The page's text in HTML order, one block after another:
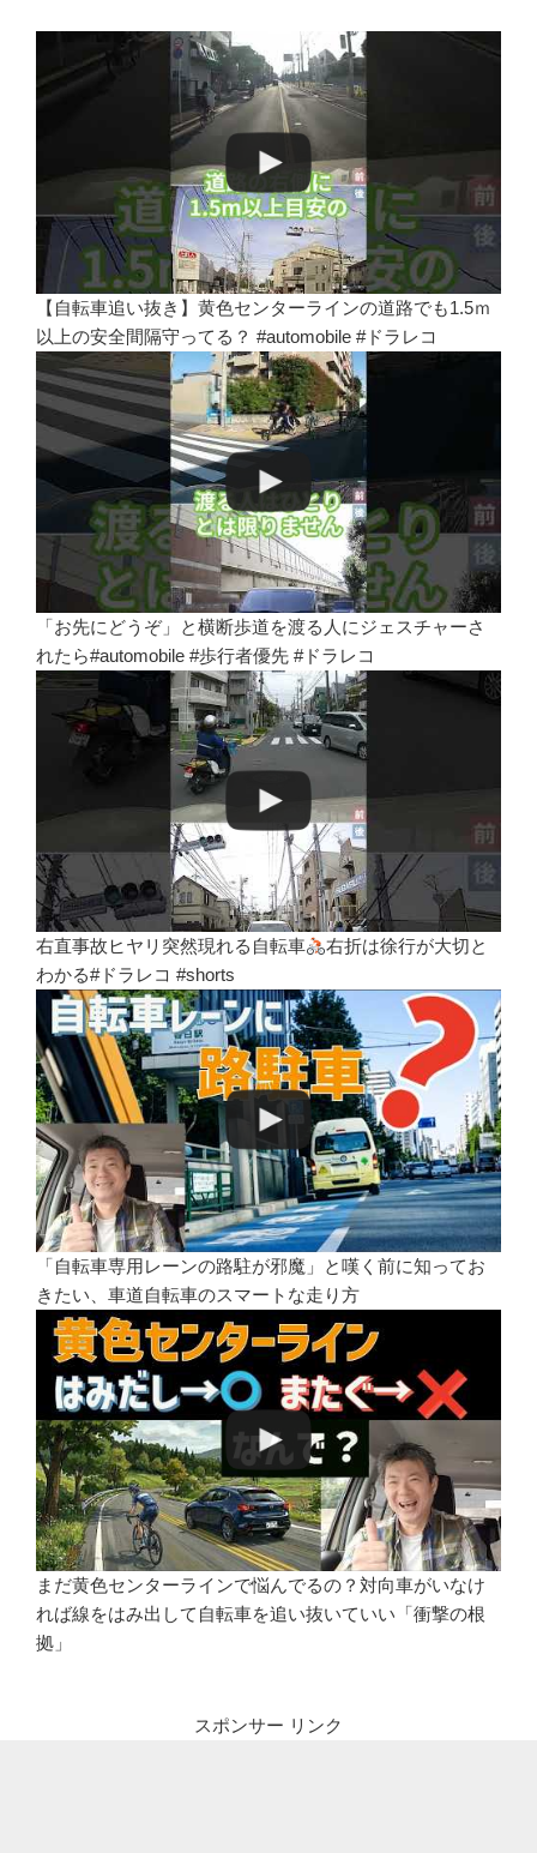
【自転車追い抜き】黄色センターラインの道路でも1.5ｍ
以上の安全間隔守ってる？ #automobile #ドラレコ
「お先にどうぞ」と横断歩道を渡る人にジェスチャーさ
れたら#automobile #歩行者優先 #ドラレコ
右直事故ヒヤリ突然現れる自転車
右折は徐行が大切と
わかる#ドラレコ #shorts
「自転車専用レーンの路駐が邪魔」と嘆く前に知ってお
きたい、車道自転車のスマートな走り方
まだ黄色センターラインで悩んでるの？対向車がいなけ
れば線をはみ出して自転車を追い抜いていい「衝撃の根
拠」
スポンサー リンク